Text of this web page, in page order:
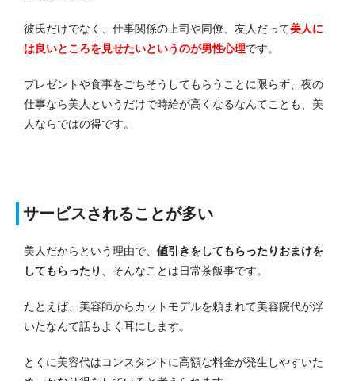
彼氏だけでなく、仕事関係の上司や同僚、友人だって美人に
は良いところを見せたいというのが男性心理です。
プレゼントや食事をごちそうしてもらうことに限らず、夜の
仕事なら美人というだけで時給が高くなるなんてことも、美
人ならではの得です。
サービスされることが多い
美人だからという理由で、 値引きをしてもらったりおまけを
してもらったり
、そんなことは日常茶飯事です。
たとえば、美容師からカットモデルを頼まれて美容院代が浮
いたなんて話もよく耳にします。
とくに美容代はコンスタントに高額な料金が発生しやすいた